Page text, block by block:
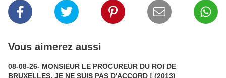
Vous aimerez aussi
08-08-26- MONSIEUR LE PROCUREUR DU ROI DE
BRUXELLES, JE NE SUIS PAS D'ACCORD ! (2013)